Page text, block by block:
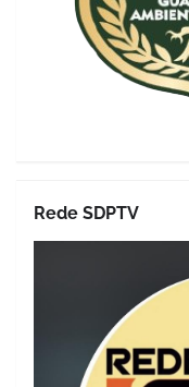
Rede SDPTV